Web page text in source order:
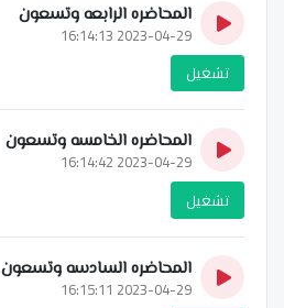
المحاضره الرابعه وتسعون
2023-04-29 16:14:13
تشغيل
المحاضره الخامسه وتسعون
2023-04-29 16:14:42
تشغيل
المحاضره السادسه وتسعون
2023-04-29 16:15:11